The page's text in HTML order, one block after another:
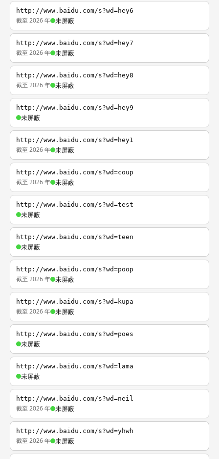
http://www.baidu.com/s?wd=hey6
截至 2026 年 未屏蔽
http://www.baidu.com/s?wd=hey7
截至 2026 年 未屏蔽
http://www.baidu.com/s?wd=hey8
截至 2026 年 未屏蔽
http://www.baidu.com/s?wd=hey9
未屏蔽
http://www.baidu.com/s?wd=hey1
截至 2026 年 未屏蔽
http://www.baidu.com/s?wd=coup
截至 2026 年 未屏蔽
http://www.baidu.com/s?wd=test
未屏蔽
http://www.baidu.com/s?wd=teen
未屏蔽
http://www.baidu.com/s?wd=poop
截至 2026 年 未屏蔽
http://www.baidu.com/s?wd=kupa
截至 2026 年 未屏蔽
http://www.baidu.com/s?wd=poes
未屏蔽
http://www.baidu.com/s?wd=lama
未屏蔽
http://www.baidu.com/s?wd=neil
截至 2026 年 未屏蔽
http://www.baidu.com/s?wd=yhwh
截至 2026 年 未屏蔽